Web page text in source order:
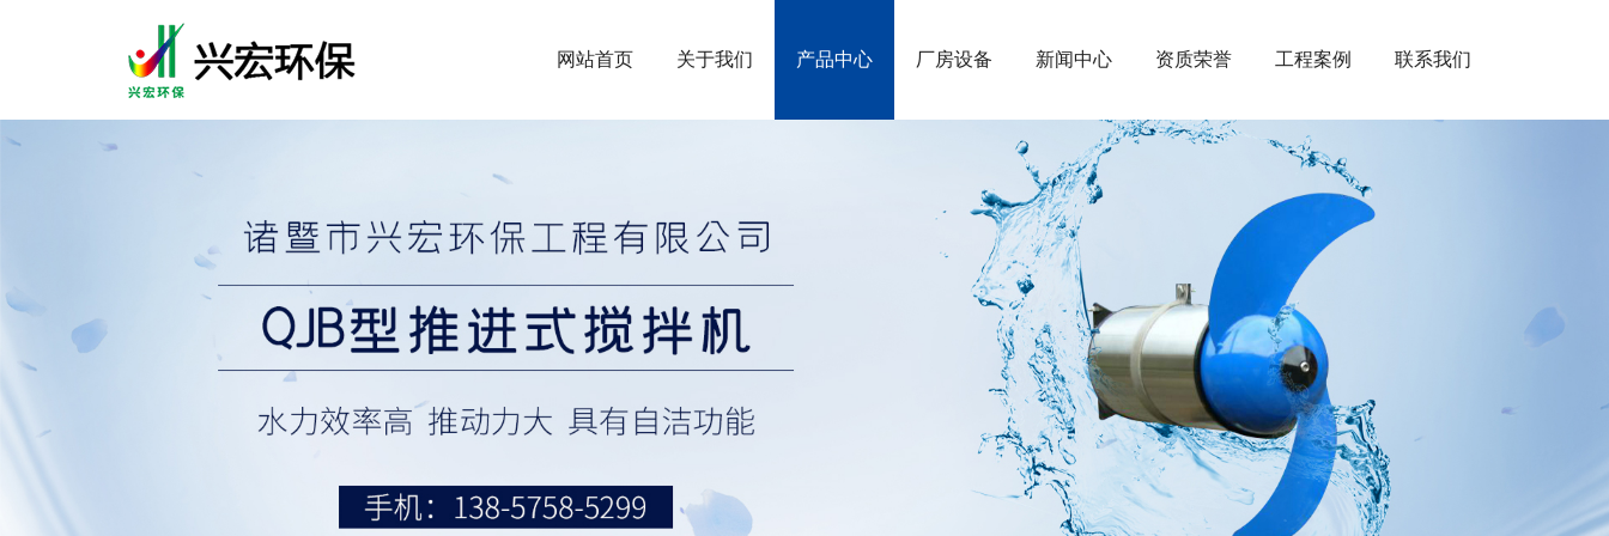
网站首页 关于我们 产品中心 厂房设备 新闻中心 资质荣誉 工程案例 联系我们